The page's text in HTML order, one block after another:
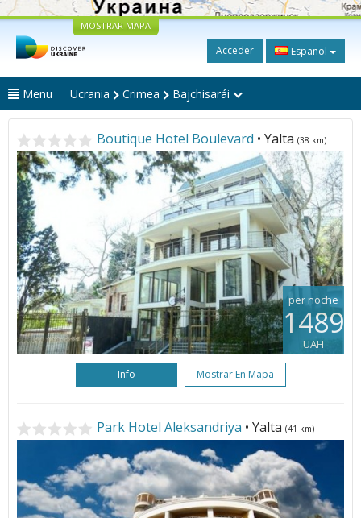
MOSTRAR MAPA
Acceder Español
Menu Ucrania Crimea Bajchisarái
Boutique Hotel Boulevard • Yalta (38 km)
per noche
1489
UAH
Info Mostrar En Mapa
Park Hotel Aleksandriya • Yalta (41 km)